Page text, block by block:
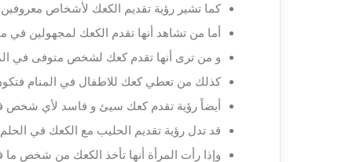
كما تشير رؤية تقديم الكعك لأشخاص
أما من تشاهد أنها تقدم الكعك لمجهولين في
و من ترى أنها تقدم كعك لشخص متوفى في
كذلك من تعطي كعك للاطفال في المنام فتكون
أيضاً رؤية تقدم كعك سيئ و فاسد لأي شخص في
قد تدل رؤية تقديم الحليب مع الكعك في الحلم
وإذا رأت المرأة أنها تأخذ الكعك من شخص ما